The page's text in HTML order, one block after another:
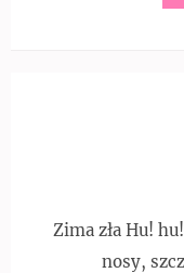
Zima zła Hu!
nosy,